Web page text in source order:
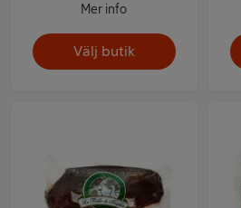
Mer info
Välj butik